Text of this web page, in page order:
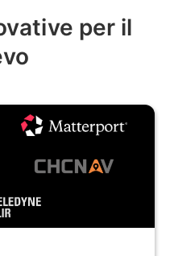
per il